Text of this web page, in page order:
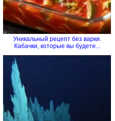
Уникальный рецепт без варки.
Кабачки, которые вы будете...